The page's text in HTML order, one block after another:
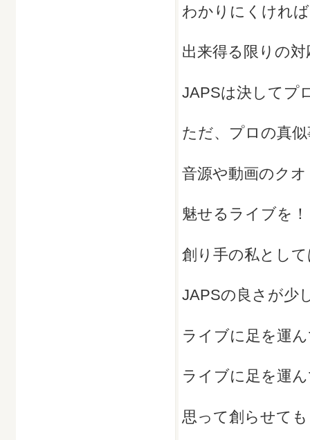
わかりにくけれ
出来得る限りの
JAPSは決してプ
ただ、プロの真
音源や動画のク
魅せるライブを
創り手の私とし
JAPSの良さが少
ライブに足を運
ライブに足を運
思って創らせて